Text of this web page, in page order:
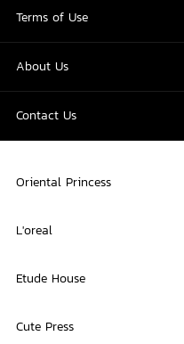
Terms of Use
About Us
Contact Us
Oriental Princess
L'oreal
Etude House
Cute Press